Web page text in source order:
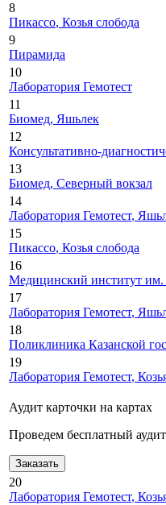
8
Пикассо, Козья слобода
9
Пирамида
10
Лаборатория Гемотест
11
Биомед, Яшьлек
12
Консультативно-
13
Биомед, Северный вокзал
14
Лаборатория Гемотест,
15
Пикассо, Козья слобода
16
Медицинский институт им.
17
Лаборатория Гемотест,
18
Поликлиника Казанской
19
Лаборатория Гемотест,
Аудит карточки на картах
Проведем бесплатный
Заказать
20
Лаборатория Гемотест,